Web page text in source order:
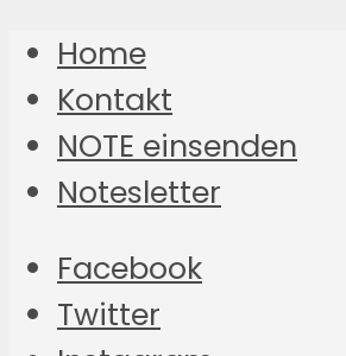
Home
Kontakt
NOTE einsenden
Notesletter
Facebook
Twitter